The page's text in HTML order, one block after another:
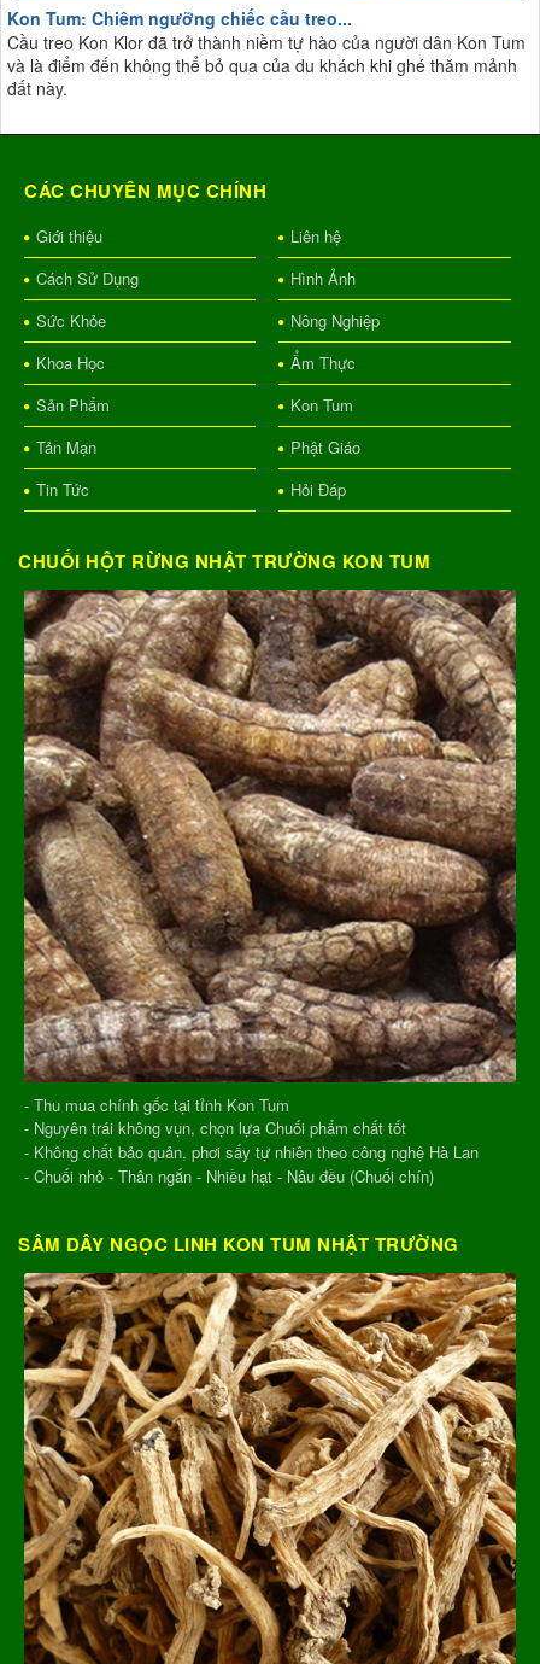
Kon Tum: Chiêm ngưỡng chiếc cầu treo...
Cầu treo Kon Klor đã trở thành niềm tự hào của người dân Kon Tum
và là điểm đến không thể bỏ qua của du khách khi ghé thăm mảnh
đất này.
CÁC CHUYÊN MỤC CHÍNH
Giới thiệu
Liên hệ
Cách Sử Dụng
Hình Ảnh
Sức Khỏe
Nông Nghiệp
Khoa Học
Ẩm Thực
Sản Phẩm
Kon Tum
Tản Mạn
Phật Giáo
Tin Tức
Hỏi Đáp
CHUỐI HỘT RỪNG NHẬT TRƯỜNG KON TUM
- Thu mua chính gốc tại tỉnh Kon Tum
- Nguyên trái không vụn, chọn lựa Chuối phẩm chất tốt
- Không chất bảo quản, phơi sấy tự nhiên theo công nghệ Hà Lan
- Chuối nhỏ - Thân ngắn - Nhiều hạt - Nâu đều (Chuối chín)
SÂM DÂY NGỌC LINH KON TUM NHẬT TRƯỜNG